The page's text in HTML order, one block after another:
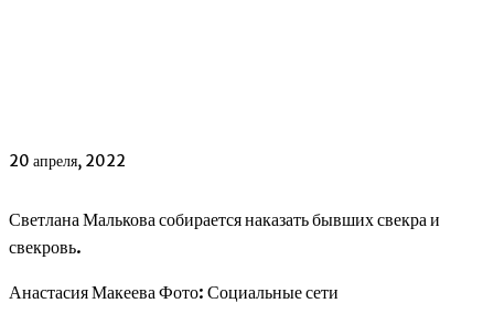
20 апреля, 2022
Светлана Малькова собирается наказать бывших свекра и
свекровь.
Анастасия Макеева Фото: Социальные сети